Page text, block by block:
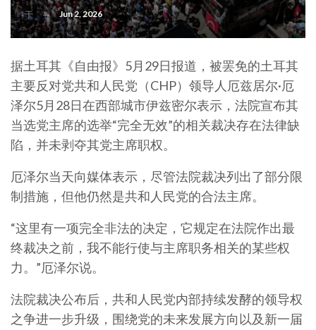
于 Jun 2, 2026
据土耳其《自由报》5月29日报道，被罢免的土耳其
主要反对党共和人民党（CHP）领导人厄兹居尔·厄
泽尔5月28日在西部城市伊兹密尔表示，法院宣布其
当选党主席的选举“完全无效”的相关裁决存在法律缺
陷，并未剥夺其党主席职权。
厄泽尔当天向媒体表示，尽管法院裁决列出了部分限
制措施，但他仍然是共和人民党的合法主席。
“这里有一项完全非法的决定，它规定在法院作出最
终裁决之前，我不能行使与主席职务相关的某些权
力。”厄泽尔说。
法院裁决公布后，共和人民党内部持续发酵的领导权
之争进一步升级，围绕党的未来发展方向以及新一届